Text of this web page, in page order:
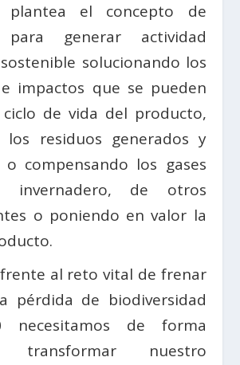
plantea el concepto de
para generar actividad
solucionando los
impactos que se pueden
de vida del producto,
los residuos generados y
compensando los gases
invernadero, de otros
o poniendo en valor la
al reto vital de frenar
pérdida de biodiversidad
necesitamos de forma
transformar nuestro